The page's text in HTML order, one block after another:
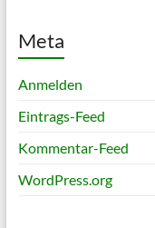
Meta
Anmelden
Eintrags-Feed
Kommentar-Feed
WordPress.org